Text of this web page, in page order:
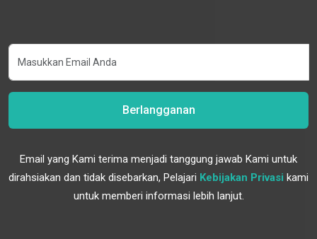
Berlangganan
Email yang Kami terima menjadi tanggung jawab Kami untuk
dirahsiakan dan tidak disebarkan, Pelajari Kebijakan Privasi kami
untuk memberi informasi lebih lanjut.